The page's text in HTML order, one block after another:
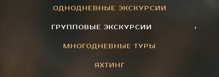
ОДНОДНЕВНЫЕ ЭКСКУРСИИ
ГРУППОВЫЕ ЭКСКУРСИИ
МНОГОДНЕВНЫЕ ТУРЫ
ЯХТИНГ